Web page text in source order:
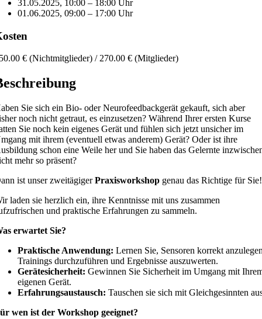
31.05.2025, 10:00 – 18:00 Uhr
01.06.2025, 09:00 – 17:00 Uhr
€ (Nichtmitglieder) / 270.00 € (Mitglieder)
Sie sich ein Bio- oder Neurofeedbackgerät gekauft, sich aber
noch nicht getraut, es einzusetzen? Während Ihrer ersten Kurse
Sie noch kein eigenes Gerät und fühlen sich jetzt unsicher im
mit ihrem (eventuell etwas anderem) Gerät? Oder ist ihre
schon eine Weile her und Sie haben das Gelernte
mehr so präsent?
ist unser zweitägigerPraxisworkshop genau das Richtige für Sie!
laden sie herzlich ein, ihre Kenntnisse mit uns zusammen
und praktische Erfahrungen zu sammeln.
erwartet Sie?
Praktische Anwendung: Lernen Sie, Sensoren korrekt
Trainings durchzuführen und Ergebnisse auszuwerten.
Gerätesicherheit: Gewinnen Sie Sicherheit im Umgang mit
eigenen Gerät.
Erfahrungsaustausch: Tauschen sie sich mit Gleichgesinnten
wen ist der Workshop geeignet?